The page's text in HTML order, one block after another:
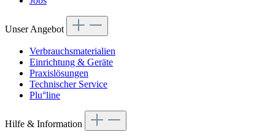
Unser Angebot
Verbrauchsmaterialien
Einrichtung & Geräte
Praxislösungen
Technischer Service
Plu°line
Hilfe & Information